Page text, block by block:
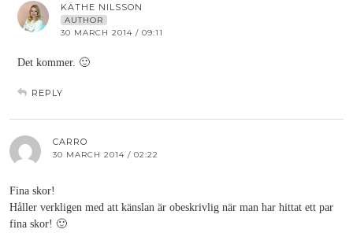
KÄTHE NILSSON
AUTHOR
30 MARCH 2014 / 09:11
Det kommer. 🙂
REPLY
CARRO
30 MARCH 2014 / 02:22
Fina skor!
Håller verkligen med att känslan är obeskrivlig när man har hittat ett par
fina skor! 🙂